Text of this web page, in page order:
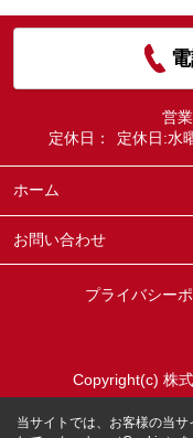
営
定休日：
定休日:水
ホーム
お問い合わせ
プライバシー
Copyright(c) 株
当サイトでは、お客様の当